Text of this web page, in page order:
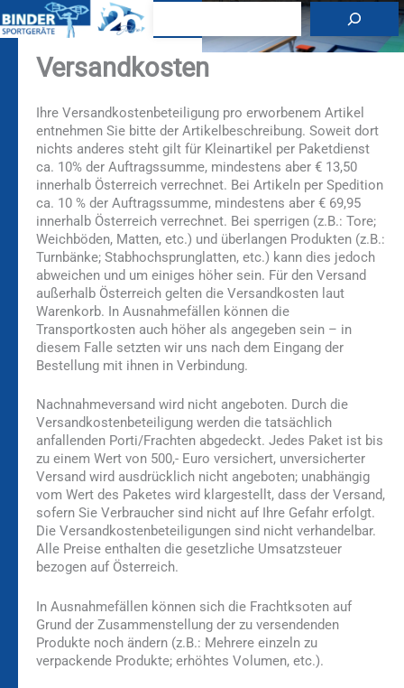
Inhalt
Versandkosten
Ihre Versandkostenbeteiligung pro erworbenem Artikel
entnehmen Sie bitte der Artikelbeschreibung. Soweit dort
nichts anderes steht gilt für Kleinartikel per Paketdienst
ca. 10% der Auftragssumme, mindestens aber € 13,50
innerhalb Österreich verrechnet. Bei Artikeln per Spedition
ca. 10 % der Auftragssumme, mindestens aber € 69,95
innerhalb Österreich verrechnet. Bei sperrigen (z.B.: Tore;
Weichböden, Matten, etc.) und überlangen Produkten (z.B.:
Turnbänke; Stabhochsprunglatten, etc.) kann dies jedoch
abweichen und um einiges höher sein. Für den Versand
außerhalb Österreich gelten die Versandkosten laut
Warenkorb. In Ausnahmefällen können die
Transportkosten auch höher als angegeben sein – in
diesem Falle setzten wir uns nach dem Eingang der
Bestellung mit ihnen in Verbindung.
Nachnahmeversand wird nicht angeboten. Durch die
Versandkostenbeteiligung werden die tatsächlich
anfallenden Porti/Frachten abgedeckt. Jedes Paket ist bis
zu einem Wert von 500,- Euro versichert, unversicherter
Versand wird ausdrücklich nicht angeboten; unabhängig
vom Wert des Paketes wird klargestellt, dass der Versand,
sofern Sie Verbraucher sind nicht auf Ihre Gefahr erfolgt.
Die Versandkostenbeteiligungen sind nicht verhandelbar.
Alle Preise enthalten die gesetzliche Umsatzsteuer
bezogen auf Österreich.
In Ausnahmefällen können sich die Frachtksoten auf
Grund der Zusammenstellung der zu versendenden
Produkte noch ändern (z.B.: Mehrere einzeln zu
verpackende Produkte; erhöhtes Volumen, etc.).